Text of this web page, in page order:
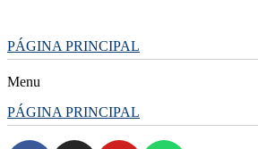
PÁGINA PRINCIPAL
Menu
PÁGINA PRINCIPAL